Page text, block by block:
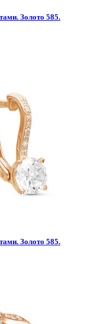
Золото 585.
Золото 585.